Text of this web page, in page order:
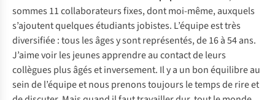
sommes 11 collaborateurs fixes, dont moi-même, auxquels
s’ajoutent quelques étudiants jobistes. L’équipe est très
diversifiée : tous les âges y sont représentés, de 16 à 54 ans.
J’aime voir les jeunes apprendre au contact de leurs
collègues plus âgés et inversement. Il y a un bon équilibre au
sein de l’équipe et nous prenons toujours le temps de rire et